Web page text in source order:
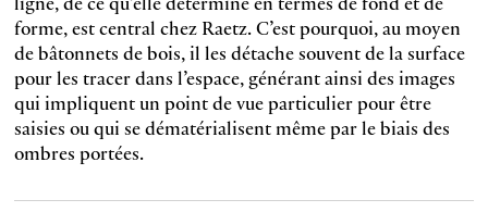
forme, est central chez Raetz. C’est pourquoi, au moyen
de bâtonnets de bois, il les détache souvent de la surface
pour les tracer dans l’espace, générant ainsi des images
qui impliquent un point de vue particulier pour être
saisies ou qui se dématérialisent même par le biais des
ombres portées.